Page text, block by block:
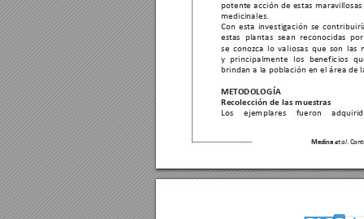
Medina et al.
potente acción de estas maravillosas
medicinales.
Con esta investigación se c
estas plantas sean reconocidas
se conozca lo valiosas que son las
y
principalmente los beneficios
brindan a la población en el área de
METODOLOGÍA
Recolección de las muestras
Los
ejemplares fueron